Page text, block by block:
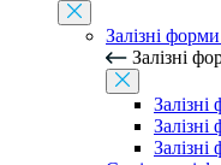
Залізні
Залізні